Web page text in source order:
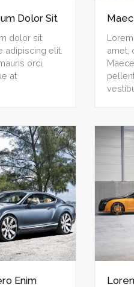
Dolor Sit
dolor sit
adipiscing elit.
orci,
at
amet,
Enim